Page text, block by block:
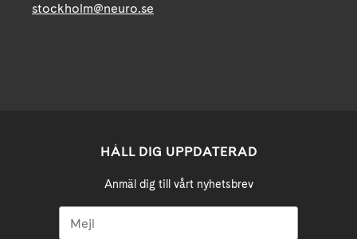
stockholm@neuro.se
HÅLL DIG UPPDATERAD
Anmäl dig till vårt nyhetsbrev